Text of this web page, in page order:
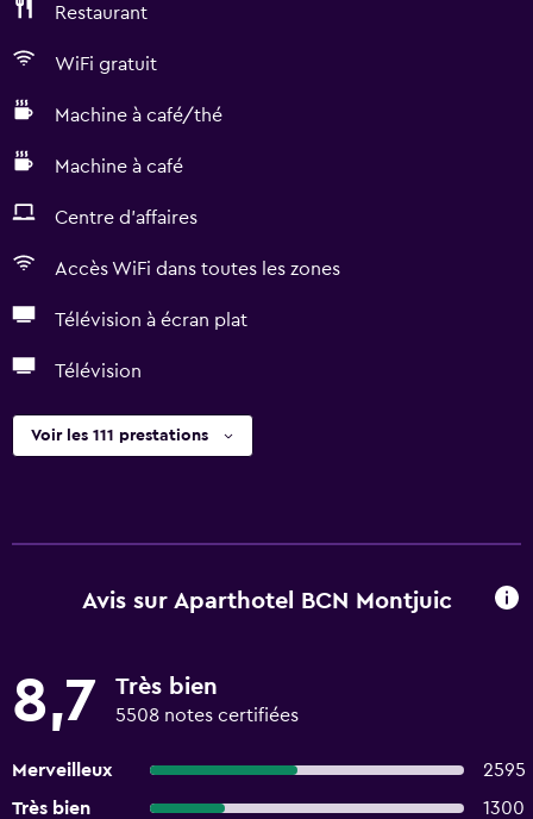
Restaurant
WiFi gratuit
Machine à café/thé
Machine à café
Centre d'affaires
Accès WiFi dans toutes les zones
Télévision à écran plat
Télévision
Voir les 111 prestations
Avis sur Aparthotel BCN Montjuic
8,7 Très bien
5508 notes certifiées
Merveilleux
2595
Très bien
1300